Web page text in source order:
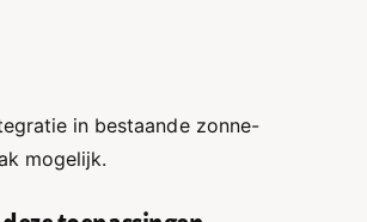
in bestaande zonne-
mogelijk.